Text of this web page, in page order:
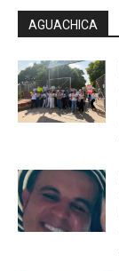
AGUACHICA